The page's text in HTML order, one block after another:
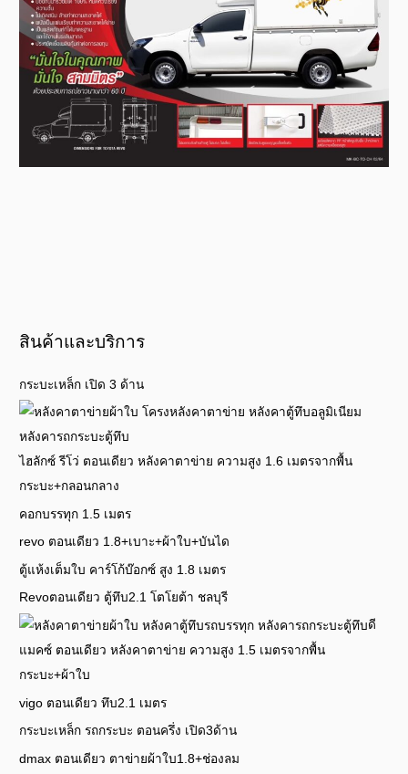
สินค้าและบริการ
กระบะเหล็ก เปิด 3 ด้าน
ไฮลักซ์ รีโว่ ตอนเดียว หลังคาตาข่าย ความสูง 1.6 เมตรจากพื้น
กระบะ+กลอนกลาง
คอกบรรทุก 1.5 เมตร
revo ตอนเดียว 1.8+เบาะ+ผ้าใบ+บันได
ตู้แห้งเต็มใบ คาร์โก้บ๊อกซ์ สูง 1.8 เมตร
Revoตอนเดียว ตู้ทึบ2.1 โตโยต้า ชลบุรี
ดี
แมคซ์ ตอนเดียว หลังคาตาข่าย ความสูง 1.5 เมตรจากพื้น
กระบะ+ผ้าใบ
vigo ตอนเดียว ทึบ2.1 เมตร
กระบะเหล็ก รถกระบะ ตอนครึ่ง เปิด3ด้าน
dmax ตอนเดียว ตาข่ายผ้าใบ1.8+ช่องลม